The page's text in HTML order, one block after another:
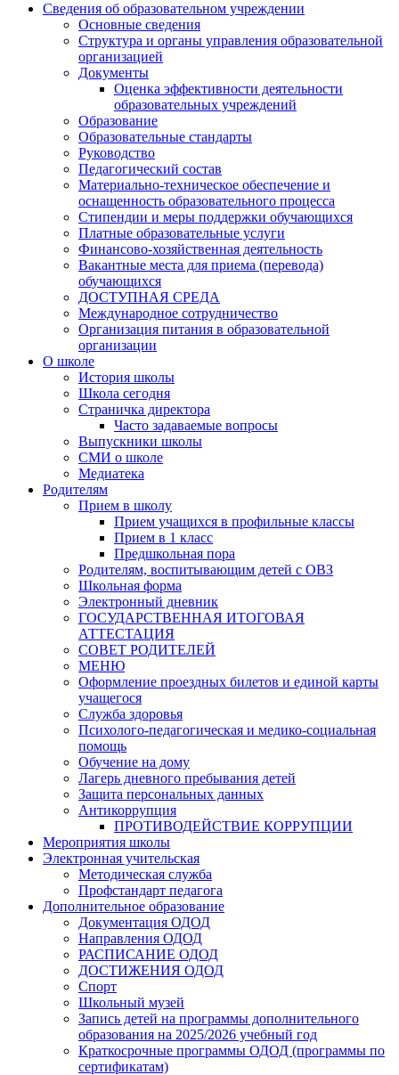
Сведения об образовательном учреждении
Основные сведения
Структура и органы управления образовательной
организацией
Документы
Оценка эффективности деятельности
образовательных учреждений
Образование
Образовательные стандарты
Руководство
Педагогический состав
Материально-техническое обеспечение и
оснащенность образовательного процесса
Стипендии и меры поддержки обучающихся
Платные образовательные услуги
Финансово-хозяйственная деятельность
Вакантные места для приема (перевода)
обучающихся
ДОСТУПНАЯ СРЕДА
Международное сотрудничество
Организация питания в образовательной
организации
О школе
История школы
Школа сегодня
Страничка директора
Часто задаваемые вопросы
Выпускники школы
СМИ о школе
Медиатека
Родителям
Прием в школу
Прием учащихся в профильные классы
Прием в 1 класс
Предшкольная пора
Родителям, воспитывающим детей с ОВЗ
Школьная форма
Электронный дневник
ГОСУДАРСТВЕННАЯ ИТОГОВАЯ
АТТЕСТАЦИЯ
СОВЕТ РОДИТЕЛЕЙ
МЕНЮ
Оформление проездных билетов и единой карты
учащегося
Служба здоровья
Психолого-педагогическая и медико-социальная
помощь
Обучение на дому
Лагерь дневного пребывания детей
Защита персональных данных
Антикоррупция
ПРОТИВОДЕЙСТВИЕ КОРРУПЦИИ
Мероприятия школы
Электронная учительская
Методическая служба
Профстандарт педагога
Дополнительное образование
Документация ОДОД
Направления ОДОД
РАСПИСАНИЕ ОДОД
ДОСТИЖЕНИЯ ОДОД
Спорт
Школьный музей
Запись детей на программы дополнительного
образования на 2025/2026 учебный год
Краткосрочные программы ОДОД (программы по
сертификатам)